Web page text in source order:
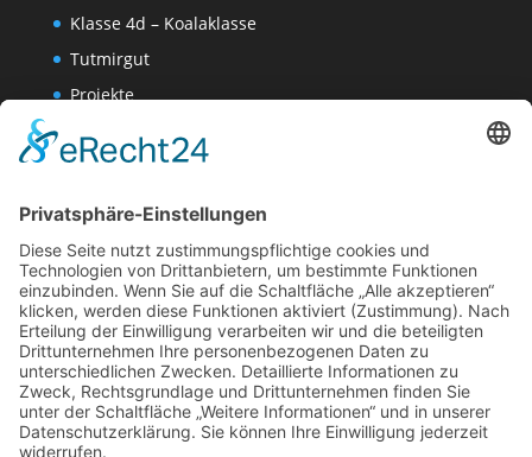
Klasse 4d – Koalaklasse
Tutmirgut
Projekte
Wissenschaften-AG
Datenschutzerklärung
Website Administration